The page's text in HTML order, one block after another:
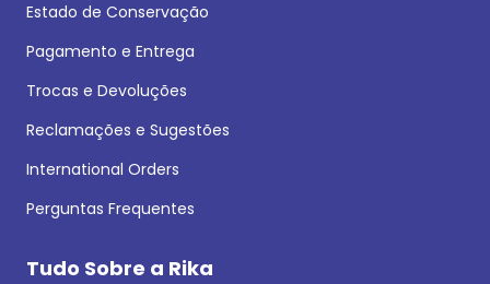
Estado de Conservação
Pagamento e Entrega
Trocas e Devoluções
Reclamações e Sugestões
International Orders
Perguntas Frequentes
Tudo Sobre a Rika